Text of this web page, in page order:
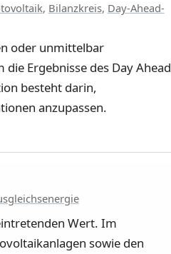
, Bilanzkreis, Day-Ahead-
oder unmittelbar
Ergebnisse des Day Ahead
besteht darin,
anzupassen.
Wert. Im
sowie den